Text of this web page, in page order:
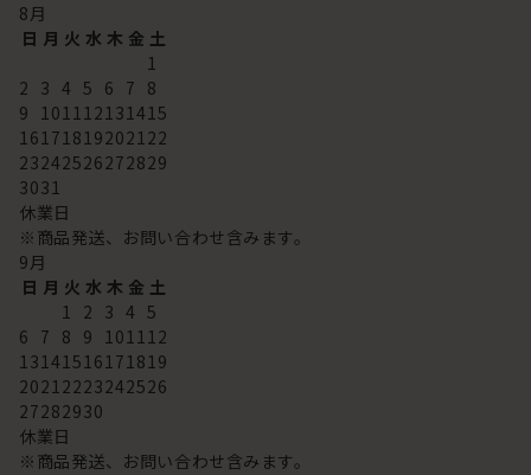
8月
日 月 火 水 木 金 土
1
2 3 4 5 6 7 8
9 101112131415
16171819202122
23242526272829
3031
休業日
※商品発送、お問い合わせ含みます。
9月
日 月 火 水 木 金 土
1 2 3 4 5
6 7 8 9 101112
13141516171819
20212223242526
27282930
休業日
※商品発送、お問い合わせ含みます。